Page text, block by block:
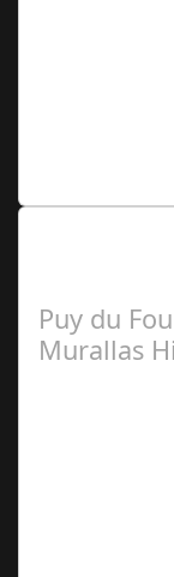
Puy du
Murallas